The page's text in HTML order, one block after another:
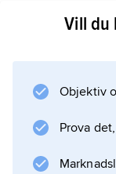
Vill du
Objektiv
Prova